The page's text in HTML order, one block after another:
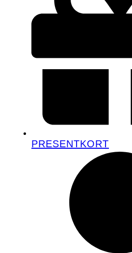
PRESENTKORT